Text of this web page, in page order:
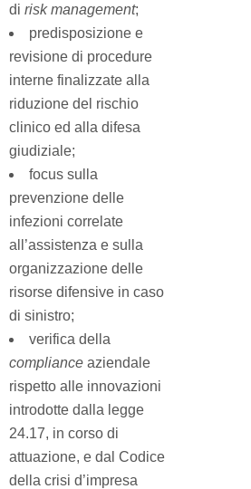
di risk management;
predisposizione e
revisione di procedure
interne finalizzate alla
riduzione del rischio
clinico ed alla difesa
giudiziale;
focus sulla
prevenzione delle
infezioni correlate
all’assistenza e sulla
organizzazione delle
risorse difensive in caso
di sinistro;
verifica della
compliance aziendale
rispetto alle innovazioni
introdotte dalla legge
24.17, in corso di
attuazione, e dal Codice
della crisi d’impresa